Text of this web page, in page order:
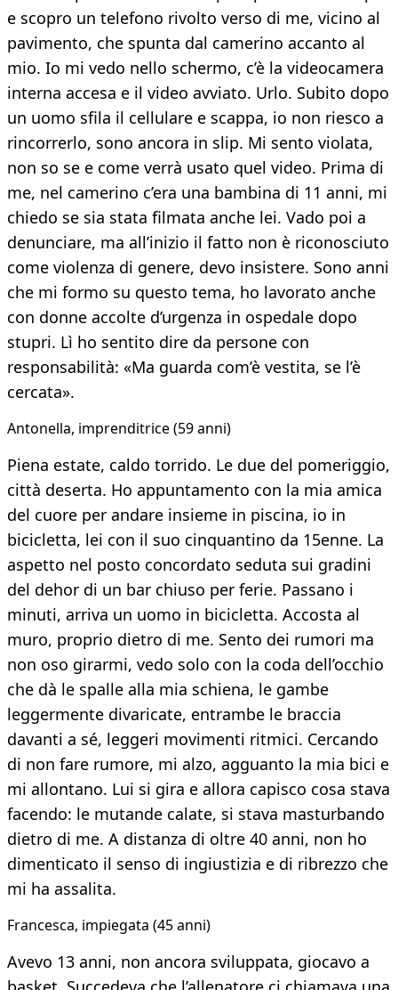
e scopro un telefono rivolto verso di me, vicino al
pavimento, che spunta dal camerino accanto al
mio. Io mi vedo nello schermo, c’è la videocamera
interna accesa e il video avviato. Urlo. Subito dopo
un uomo sfila il cellulare e scappa, io non riesco a
rincorrerlo, sono ancora in slip. Mi sento violata,
non so se e come verrà usato quel video. Prima di
me, nel camerino c’era una bambina di 11 anni, mi
chiedo se sia stata filmata anche lei. Vado poi a
denunciare, ma all’inizio il fatto non è riconosciuto
come violenza di genere, devo insistere. Sono anni
che mi formo su questo tema, ho lavorato anche
con donne accolte d’urgenza in ospedale dopo
stupri. Lì ho sentito dire da persone con
responsabilità: «Ma guarda com’è vestita, se l’è
cercata».
Antonella, imprenditrice (59 anni)
Piena estate, caldo torrido. Le due del pomeriggio,
città deserta. Ho appuntamento con la mia amica
del cuore per andare insieme in piscina, io in
bicicletta, lei con il suo cinquantino da 15enne. La
aspetto nel posto concordato seduta sui gradini
del dehor di un bar chiuso per ferie. Passano i
minuti, arriva un uomo in bicicletta. Accosta al
muro, proprio dietro di me. Sento dei rumori ma
non oso girarmi, vedo solo con la coda dell’occhio
che dà le spalle alla mia schiena, le gambe
leggermente divaricate, entrambe le braccia
davanti a sé, leggeri movimenti ritmici. Cercando
di non fare rumore, mi alzo, agguanto la mia bici e
mi allontano. Lui si gira e allora capisco cosa stava
facendo: le mutande calate, si stava masturbando
dietro di me. A distanza di oltre 40 anni, non ho
dimenticato il senso di ingiustizia e di ribrezzo che
mi ha assalita.
Francesca, impiegata (45 anni)
Avevo 13 anni, non ancora sviluppata, giocavo a